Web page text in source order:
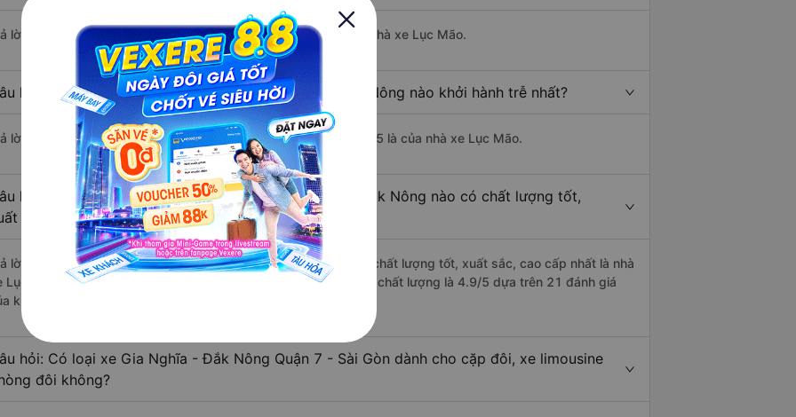
lời: Chuyến xe có giờ xuất phát sớm nhất vào lúc 0:15 là của nhà xe Lục Mão.
hỏi: Nhà xe đi Quận 7 - Sài Gòn từ Gia Nghĩa - Đắk Nông nào khởi hành trễ nhất?
lời: Chuyến xe có giờ xuất phát trễ (muộn) nhất là vào lúc 22:45 là của nhà xe Lục Mão.
hỏi: Review xe đi Quận 7 - Sài Gòn từ Gia Nghĩa - Đắk Nông nào có chất lượng tốt,
sắc, cao cấp nhất?
lời: Những hãng xe đi Gia Nghĩa - Đắk Nông Quận 7 - Sài Gòn chất lượng tốt, xuất sắc, cao cấp nhất là nhà
Lục Mão đi Quận 7 - Sài Gòn từ Gia Nghĩa - Đắk Nông với điểm chất lượng là 4.9/5 dựa trên 21 đánh giá
khách hàng).
hỏi: Có loại xe Gia Nghĩa - Đắk Nông Quận 7 - Sài Gòn dành cho cặp đôi, xe limousine
đôi không?